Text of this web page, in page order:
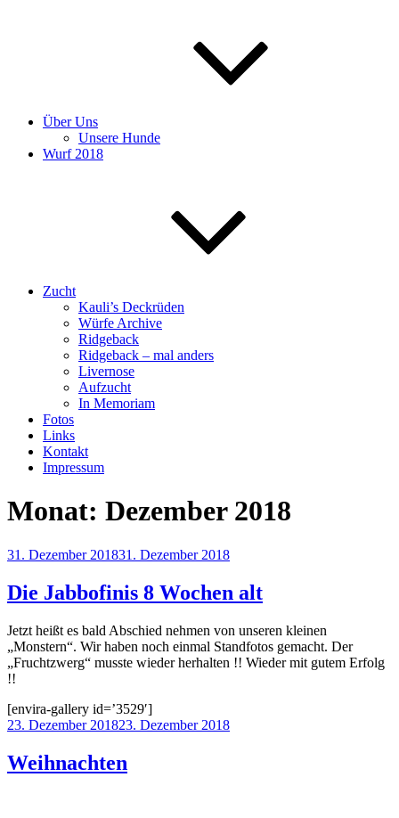
Über Uns
Unsere Hunde
Wurf 2018
Zucht
Kauli’s Deckrüden
Würfe Archive
Ridgeback
Ridgeback – mal anders
Livernose
Aufzucht
In Memoriam
Fotos
Links
Kontakt
Impressum
Monat: Dezember 2018
Veröffentlicht
31. Dezember 201831. Dezember 2018
Die Jabbofinis 8 Wochen alt
Jetzt heißt es bald Abschied nehmen von unseren kleinen
„Monstern“. Wir haben noch einmal Standfotos gemacht. Der
„Fruchtzwerg“ musste wieder herhalten !! Wieder mit gutem Erfolg
!!
[envira-gallery id=’3529′]
Veröffentlicht
23. Dezember 201823. Dezember 2018
Weihnachten